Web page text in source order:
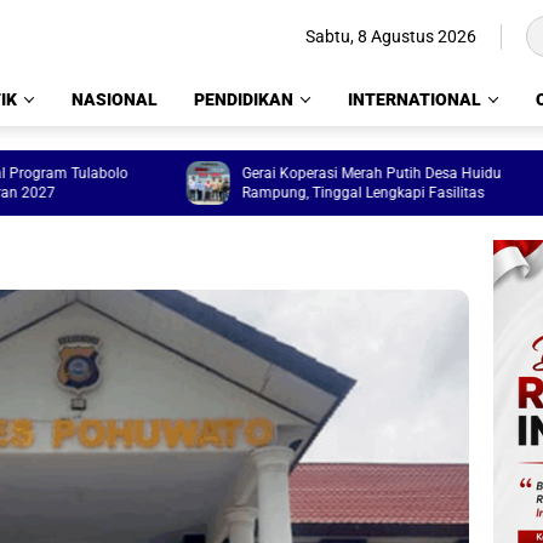
Sabtu, 8 Agustus 2026
NASIONAL PENDIDIKAN INTERNATIONAL
Tulabolo
Gerai Koperasi Merah Putih Desa Huidu
Rampung, Tinggal Lengkapi Fasilitas